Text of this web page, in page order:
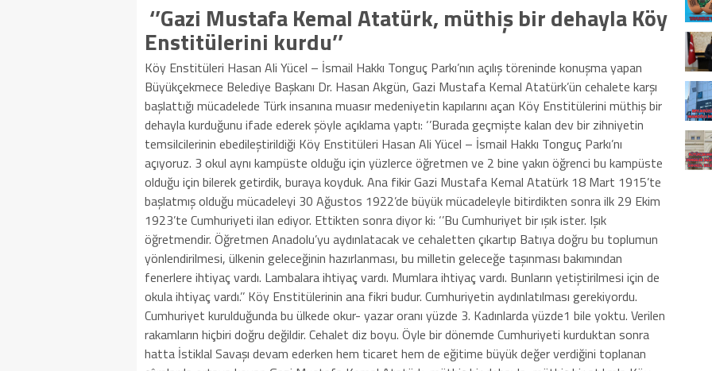
‘’Gazi Mustafa Kemal Atatürk, müthiş bir dehaylaKöy
Enstitülerini kurdu’’
Köy Enstitüleri Hasan Ali Yücel – İsmail Hakkı Tonguç Parkı’nın açılış töreninde konuşma yapan
Büyükçekmece Belediye Başkanı Dr. Hasan Akgün, Gazi Mustafa Kemal Atatürk’ün cehalete karşı
başlattığı mücadelede Türk insanına muasır medeniyetin kapılarını açan Köy Enstitülerini müthiş bir
dehayla kurduğunu ifade ederek şöyle açıklama yaptı: ‘’Burada geçmişte kalan dev bir zihniyetin
temsilcilerinin ebedileştirildiği Köy Enstitüleri Hasan Ali Yücel – İsmail Hakkı Tonguç Parkı’nı
açıyoruz. 3 okul aynı kampüste olduğu için yüzlerce öğretmen ve 2 bine yakın öğrenci bu kampüste
olduğu için bilerek getirdik, buraya koyduk. Ana fikir Gazi Mustafa Kemal Atatürk 18 Mart 1915’te
başlatmış olduğu mücadeleyi 30 Ağustos 1922’de büyük mücadeleyle bitirdikten sonra ilk 29 Ekim
1923’te Cumhuriyeti ilan ediyor. Ettikten sonra diyor ki: ‘’Bu Cumhuriyet bir ışık ister. Işık
öğretmendir. Öğretmen Anadolu’yu aydınlatacak ve cehaletten çıkartıp Batıya doğru bu toplumun
yönlendirilmesi, ülkenin geleceğinin hazırlanması, bu milletin geleceğe taşınması bakımından
fenerlere ihtiyaç vardı. Lambalara ihtiyaç vardı. Mumlara ihtiyaç vardı. Bunların yetiştirilmesi için de
okula ihtiyaç vardı.’’ Köy Enstitülerinin ana fikri budur. Cumhuriyetin aydınlatılması gerekiyordu.
Cumhuriyet kurulduğunda bu ülkede okur- yazar oranı yüzde 3. Kadınlarda yüzde1 bile yoktu. Verilen
rakamların hiçbiri doğru değildir. Cehalet diz boyu. Öyle bir dönemde Cumhuriyeti kurduktan sonra
hatta İstiklal Savaşı devam ederken hem ticaret hem de eğitime büyük değer verdiğini toplanan